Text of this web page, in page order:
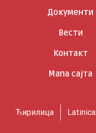
Документи
Вести
Контакт
Мапа сајта
Ћирилица Latinica